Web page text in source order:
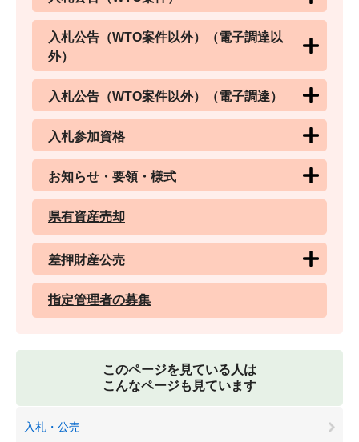
入札公告（WTO案件以外）（電子調達以
外）
入札公告（WTO案件以外）（電子調達）
入札参加資格
お知らせ・要領・様式
県有資産売却
差押財産公売
指定管理者の募集
このページを見ている人は
こんなページも見ています
入札・公売